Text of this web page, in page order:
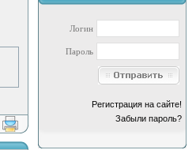
Логин
Пароль
Регистрация на сайте!
Забыли пароль?